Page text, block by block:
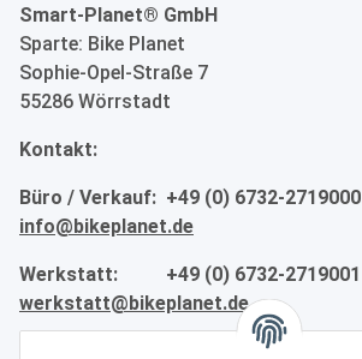
Smart-Planet® GmbH
Sparte: Bike Planet
Sophie-Opel-Straße 7
55286 Wörrstadt
Kontakt:
Büro / Verkauf: +49 (0) 6732-2719000
info@bikeplanet.de
Werkstatt: +49 (0) 6732-2719001
werkstatt@bikeplanet.de